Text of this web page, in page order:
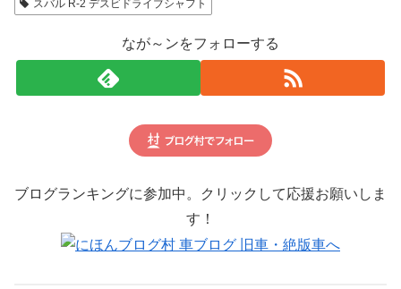
スバル R-2 デスビドライブシャフト
なが～ンをフォローする
ブログランキングに参加中。クリックして応援お願いしま
す！